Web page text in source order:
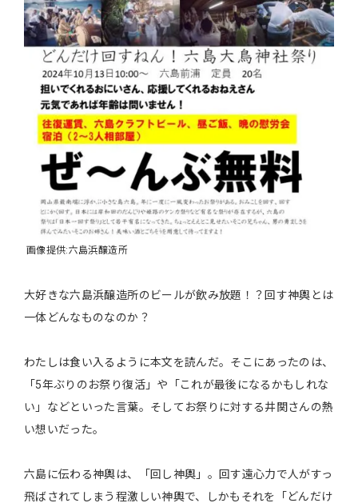
画像提供:六島浜醸造所
大好きな六島浜醸造所のビールが飲み放題！？回す神輿とは
一体どんなものなのか？
わたしは食い入るように本文を読んだ。そこにあったのは、
「5年ぶりのお祭り復活」や「これが最後になるかもしれな
い」などといった言葉。そしてお祭りに対する井関さんの熱
い想いだった。
六島に伝わる神輿は、「回し神輿」。回す遠心力で人がすっ
飛ばされてしまう程激しい神輿で、しかもそれを「どんだけ